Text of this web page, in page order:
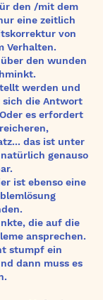
den /mit dem
eine zeitlich
von
Verhalten.
den wunden
werden und
sich die Antwort
es erfordert
das ist unter
genauso
ist ebenso eine
die auf die
ansprechen.
stumpf ein
dann muss es